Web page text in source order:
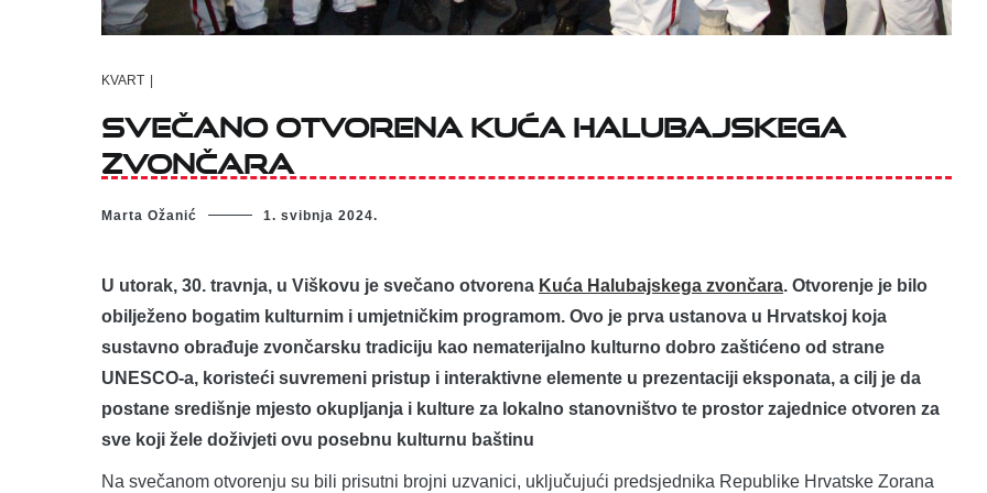
KVART
Svečano otvorena Kuća Halubajskega
zvončara
Marta Ožanić 1. svibnja 2024.
U utorak, 30. travnja, u Viškovu je svečano otvorena Kuća Halubajskega zvončara. Otvorenje je bilo
obilježeno bogatim kulturnim i umjetničkim programom. Ovo je prva ustanova u Hrvatskoj koja
sustavno obrađuje zvončarsku tradiciju kao nematerijalno kulturno dobro zaštićeno od strane
UNESCO-a, koristeći suvremeni pristup i interaktivne elemente u prezentaciji eksponata, a cilj je da
postane središnje mjesto okupljanja i kulture za lokalno stanovništvo te prostor zajednice otvoren za
sve koji žele doživjeti ovu posebnu kulturnu baštinu
Na svečanom otvorenju su bili prisutni brojni uzvanici, uključujući predsjednika Republike Hrvatske Zorana